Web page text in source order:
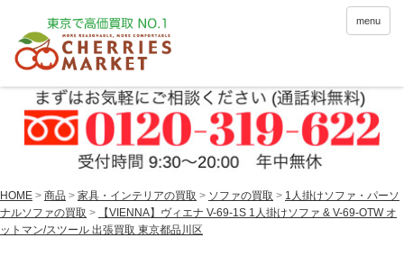
menu
HOME > 商品 > 家具・インテリアの買取 > ソファの買取 > 1人掛けソファ・パーソ
ナルソファの買取 >
【VIENNA】ヴィエナ V-69-1S 1人掛けソファ & V-69-OTW オ
ットマン/スツール 出張買取 東京都品川区